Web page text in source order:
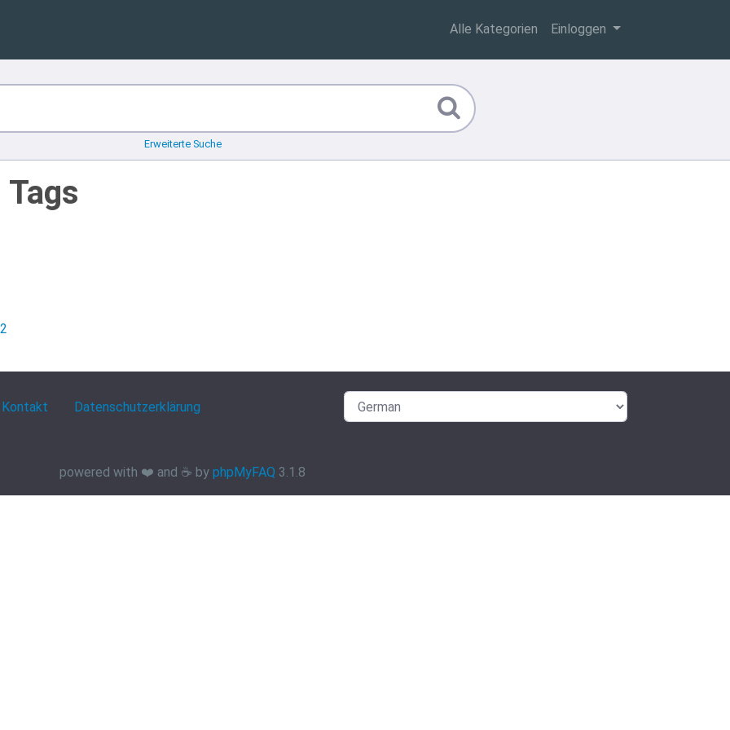
Alle Kategorien Einloggen
Erweiterte Suche
Kontakt Datenschutzerklärung
powered with ❤️ and ☕️ by phpMyFAQ 3.1.8